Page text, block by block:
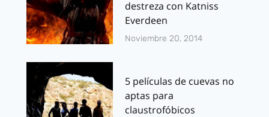
destreza con Katniss
Everdeen
Noviembre 20, 2014
5 películas de cuevas no
aptas para
claustrofóbicos